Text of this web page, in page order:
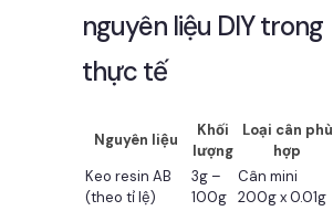
nguyên liệu DIY trong
thực tế
Nguyên liệu
Khối
lượng
Loại cân phù
hợp
Keo resin AB
(theo tỉ lệ)
3g –
100g
Cân mini
200g x 0.01g